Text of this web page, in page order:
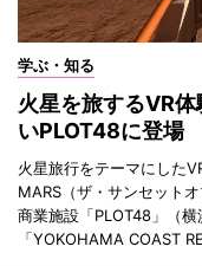
学ぶ・知る
火星を旅するVR
いPLOT48に登場
火星旅行をテーマにした
MARS（ザ・サンセット
商業施設「PLOT48」（
「YOKOHAMA COAST